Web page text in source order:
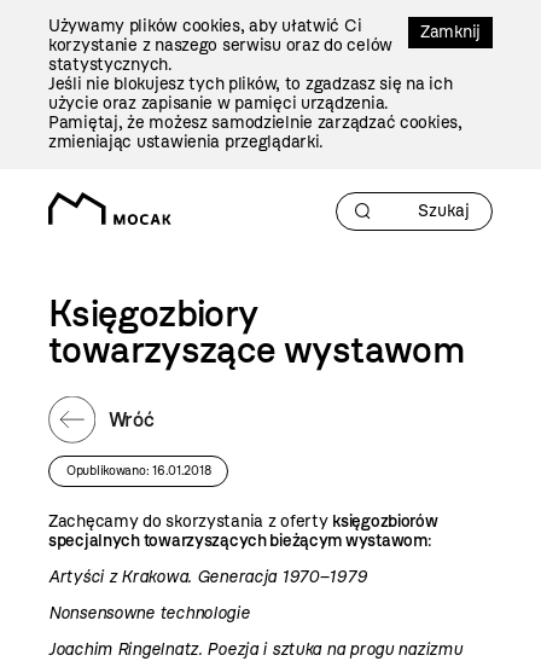
Zamknij
Używamy plików cookies, aby ułatwić Ci
korzystanie z naszego serwisu oraz do celów
statystycznych.
Jeśli nie blokujesz tych plików, to zgadzasz się na ich
użycie oraz zapisanie w pamięci urządzenia.
Pamiętaj, że możesz samodzielnie zarządzać cookies,
zmieniając ustawienia przeglądarki.
Księgozbiory
towarzyszące wystawom
Wróć
Opublikowano: 16.01.2018
Zachęcamy do skorzystania z oferty księgozbiorów
specjalnych towarzyszących bieżącym wystawom:
Artyści z Krakowa. Generacja 1970–1979
Nonsensowne technologie
Joachim Ringelnatz. Poezja i sztuka na progu nazizmu